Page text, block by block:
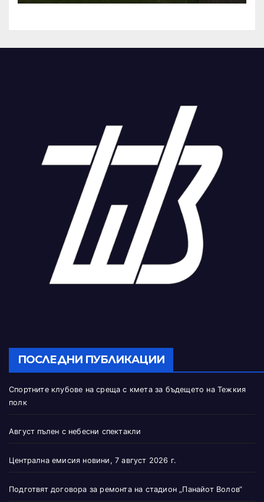
ПОСЛЕДНИ ПУБЛИКАЦИИ
Спортните клубове на среща с кмета за бъдещето на Тежкия
полк
Август пълен с небесни спектакли
Централна емисия новини, 7 август 2026 г.
Подготвят договора за ремонта на стадион „Панайот Волов“